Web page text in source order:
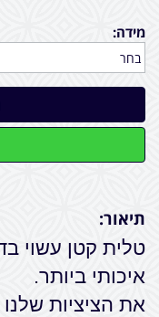
מידה:
תיאור:
טלית קטן עשוי
איכותי ביותר.
את הציציות